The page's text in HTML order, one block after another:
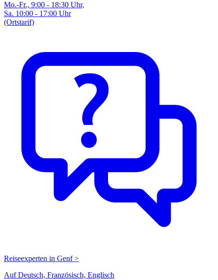
Mo.-Fr., 9:00 - 18:30 Uhr,
Sa. 10:00 - 17:00 Uhr
(Ortstarif)
Reiseexperten in Genf >
Auf Deutsch, Französisch, Englisch